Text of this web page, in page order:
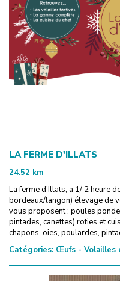
LA FERME D'ILLATS
24.52 km
La ferme d'Illats, a 1/ 2 heure
bordeaux/langon) élevage de
vous proposent : poules
pintades, canettes) roties et
chapons, oies, poulardes,
Catégories: Œufs - Volailles